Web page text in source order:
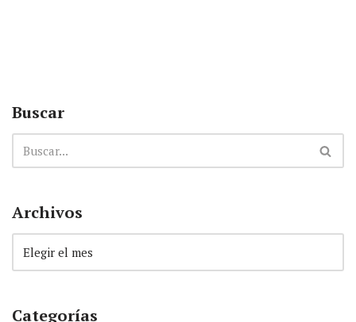
Buscar
Archivos
Categorías